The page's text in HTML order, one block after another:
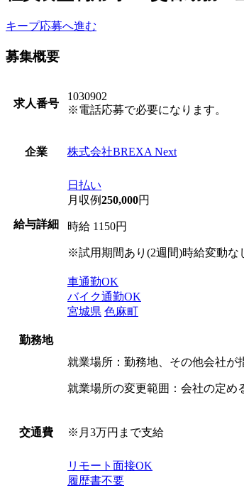
キープ応募へ進む
募集概要
求人番号
1030902
※電話応募で必要になります。
企業 株式会社BREXA Next
給与詳細
日払い
月収例250,000円
時給 1150円
※試用期間あり(2週間)時給変動な
勤務地
車通勤OK
バイク通勤OK
宮城県 色麻町
就業場所：勤務地、その他会社が
就業場所の変更範囲：会社の定め
交通費 ※月3万円まで支給
リモート面接OK
履歴書不要